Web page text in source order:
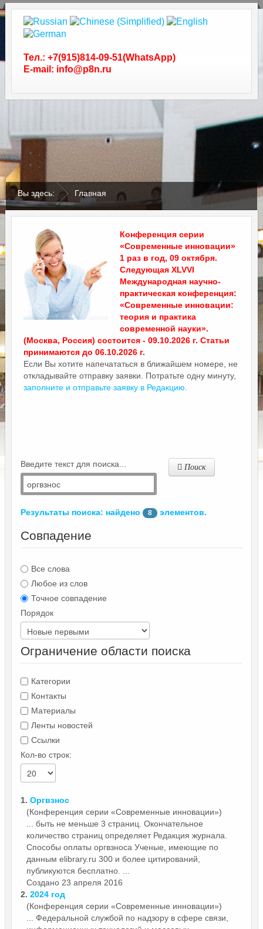
Тел.: +7(915)814-09-51(WhatsApp)
E-mail: info@p8n.ru
Вы здесь: Главная
Конференция серии
«Современные инновации»
1 раз в год, 09 октября.
Следующая XLVVI
Международная научно-
практическая конференция:
«Современные инновации:
теория и практика
современной науки».
(Москва, Россия) состоится - 09.10.2026 г. Статьи
принимаются до 06.10.2026 г.
Если Вы хотите напечататься в ближайшем номере, не
откладывайте отправку заявки. Потратьте одну минуту,
заполните и отправьте заявку в Редакцию.
Введите текст для поиска... Поиск
Результаты поиска: найдено 8 элементов.
Совпадение
Все слова
Любое из слов
Точное совпадение
Порядок
Ограничение области поиска
Категории
Контакты
Материалы
Ленты новостей
Ссылки
Кол-во строк:
1. Оргвзнос
(Конференция серии «Современные инновации»)
... быть не меньше 3 страниц. Окончательное
количество страниц определяет Редакция журнала.
Способы оплаты оргвзноса Ученые, имеющие по
данным elibrary.ru 300 и более цитирований,
публикуются бесплатно. ...
Создано 23 апреля 2016
2. 2024 год
(Конференция серии «Современные инновации»)
... Федеральной службой по надзору в сфере связи,